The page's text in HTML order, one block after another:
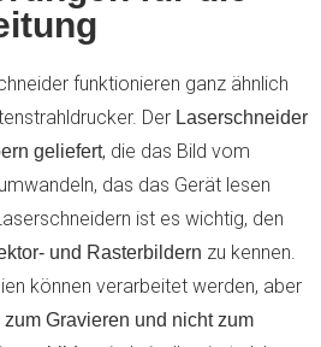
funktionieren ganz ähnlich
Der Laserschneider
geliefert, die das Bild vom
das das Gerät lesen
ist es wichtig, den
und Rasterbildern zu kennen.
können verarbeitet werden, aber
Gravieren und nicht zum